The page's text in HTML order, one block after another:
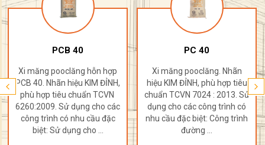
PCB 40
Xi măng pooclăng hỗn hợp
PCB 40. Nhãn hiệu KIM ĐỈNH,
phù hợp tiêu chuẩn TCVN
6260:2009. Sử dụng cho các
công trình có nhu cầu đặc
biệt: Sử dụng cho ...
PC 40
Xi măng pooclăng. Nhãn
hiệu KIM ĐỈNH, phù hợp tiêu
chuẩn TCVN 7024 : 2013. Sử
dụng cho các công trình có
nhu cầu đặc biệt: Công trình
đường ...